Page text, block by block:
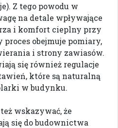
Z tego powodu w
na detale wpływające
i komfort cieplny przy
proces obejmuje pomiary,
i strony zawiasów.
się również regulacje
które są naturalną
w budynku.
wskazywać, że
się do budownictwa